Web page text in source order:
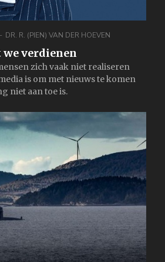
DR. R. (PIEN) VAN DER HOEVEN
we verdienen
zich vaak niet realiseren
is om met nieuws te komen
niet aan toe is.